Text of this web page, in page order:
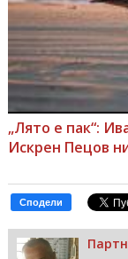
„Лято е пак“:
Искрен Пецов
Сподели